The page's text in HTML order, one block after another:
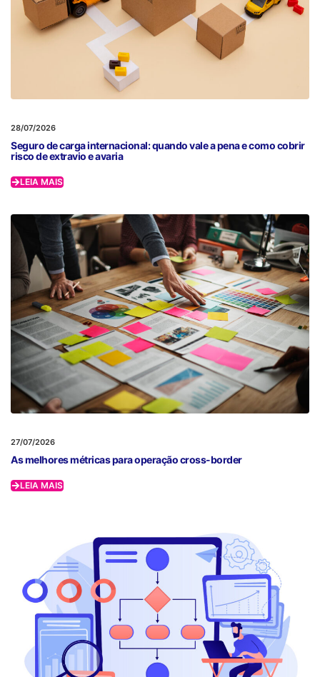
28/07/2026
Seguro de carga internacional: quando vale a pena e como cobrir
risco de extravio e avaria
LEIA MAIS
27/07/2026
As melhores métricas para operação cross-border
LEIA MAIS